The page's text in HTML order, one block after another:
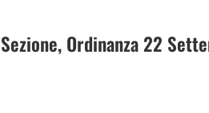
Ordinanza 22